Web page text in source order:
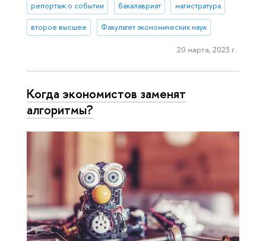
репортаж о событии бакалавриат магистратура
второе высшее Факультет экономических наук
20 марта, 2023 г.
Когда экономистов заменят
алгоритмы?